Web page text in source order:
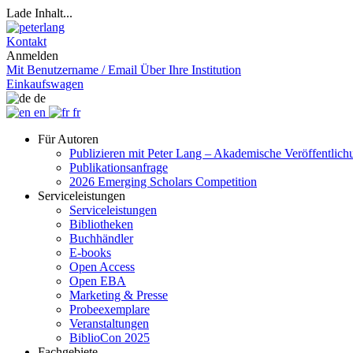
Lade Inhalt...
Kontakt
Anmelden
Mit Benutzername / Email Über Ihre Institution
Einkaufswagen
de
en
fr
Für Autoren
Publizieren mit Peter Lang – Akademische
Publikationsanfrage
2026 Emerging Scholars Competition
Serviceleistungen
Serviceleistungen
Bibliotheken
Buchhändler
E-books
Open Access
Open EBA
Marketing & Presse
Probeexemplare
Veranstaltungen
BiblioCon 2025